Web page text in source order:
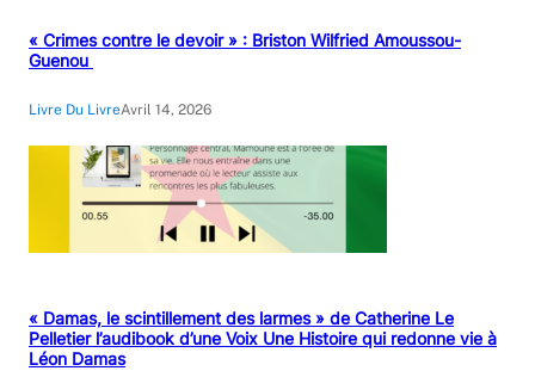
« Crimes contre le devoir » : Briston Wilfried Amoussou-
Guenou
Livre Du LivreAvril 14, 2026
« Damas, le scintillement des larmes » de Catherine Le
Pelletier l’audibook d’une Voix Une Histoire qui redonne vie à
Léon Damas